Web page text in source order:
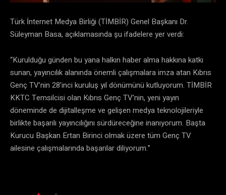
Türk İnternet Medya Birliği (TİMBİR) Genel Başkanı Dr.
Süleyman Basa, açıklamasında şu ifadelere yer verdi:
“Kurulduğu günden bu yana halkın haber alma hakkına katkı
sunan, yayıncılık alanında önemli çalışmalara imza atan Kıbrıs
Genç TV’nin 28’inci kuruluş yıl dönümünü kutluyorum. TİMBİR
KKTC Temsilcisi olan Kıbrıs Genç TV’nin, yeni yayın
döneminde de dijitalleşme ve gelişen medya teknolojileriyle
birlikte başarılı yayıncılığını sürdüreceğine inanıyorum. Başta
Kurucu Başkan Ertan Birinci olmak üzere tüm Genç TV
ailesine çalışmalarında başarılar diliyorum.”